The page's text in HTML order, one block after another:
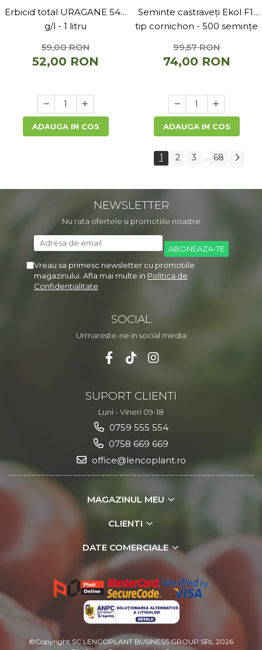
Erbicid total URAGANE 540
g/l - 1 litru
59,00 RON
52,00 RON
ADAUGA IN COS
Seminte castraveți Ekol F1,
tip cornichon - 500 semințe
99,57 RON
74,00 RON
ADAUGA IN COS
1 2 3 ... 68
NEWSLETTER
Nu rata ofertele si promotiile noastre
Vreau sa primesc newsletter cu promotiile
magazinului. Afla mai multe in Politica de
Confidentialitate
SOCIAL
Urmareste-ne in social media
SUPORT CLIENTI
Luni - Vineri 09-18
0759 555 554
0758 669 669
office@lencoplant.ro
MAGAZINUL MEU
CLIENTI
DATE COMERCIALE
©Copyright SC LENCOPLANT BUSINESS GROUP SRL 2026